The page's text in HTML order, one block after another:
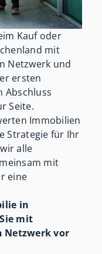
Kauf oder
mit
Netzwerk und
ersten
Abschluss
Seite.
Immobilien
Strategie für Ihr
alle
mit
eine
in
mit
Netzwerk vor